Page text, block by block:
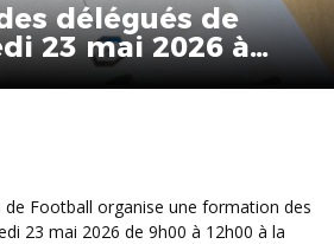
délégués de
23 mai 2026 à
23 mai 2026 de 9h00 à 12h00 à la